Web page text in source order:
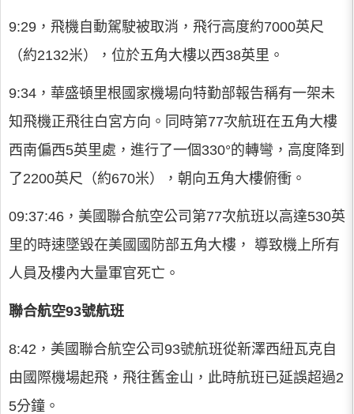
9:29，飛機自動駕駛被取消，飛行高度約7000英尺
（約2132米），位於五角大樓以西38英里。
9:34，華盛頓里根國家機場向特勤部報告稱有一架未
知飛機正飛往白宮方向。同時第77次航班在五角大樓
西南偏西5英里處，進行了一個330°的轉彎，高度降到
了2200英尺（約670米），朝向五角大樓俯衝。
09:37:46，美國聯合航空公司第77次航班以高達530英
里的時速墜毀在美國國防部五角大樓， 導致機上所有
人員及樓內大量軍官死亡。
聯合航空93號航班
8:42，美國聯合航空公司93號航班從新澤西紐瓦克自
由國際機場起飛，飛往舊金山，此時航班已延誤超過2
5分鐘。